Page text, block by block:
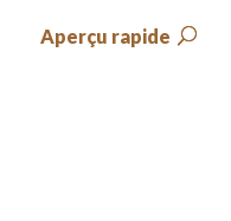
Aperçu rapide